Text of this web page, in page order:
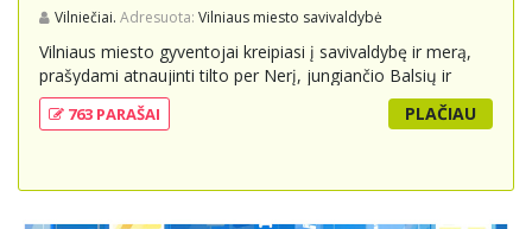
Vilniečiai. Adresuota: Vilniaus miesto savivaldybė
Vilniaus miesto gyventojai kreipiasi į savivaldybę ir merą,
prašydami atnaujinti tilto per Nerį, jungiančio Balsių ir
Valakampių kryptis, projektą ir įtraukti jį į miesto
strateginius susisiekimo planus. Šis tiltas ne tik padėtų
suteikdamas daugiau susisiekimo galimybių tiek
763 PARAŠAI PLAČIAU